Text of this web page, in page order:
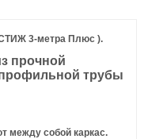
3-метра Плюс ).
прочной
трубы
между собой каркас.